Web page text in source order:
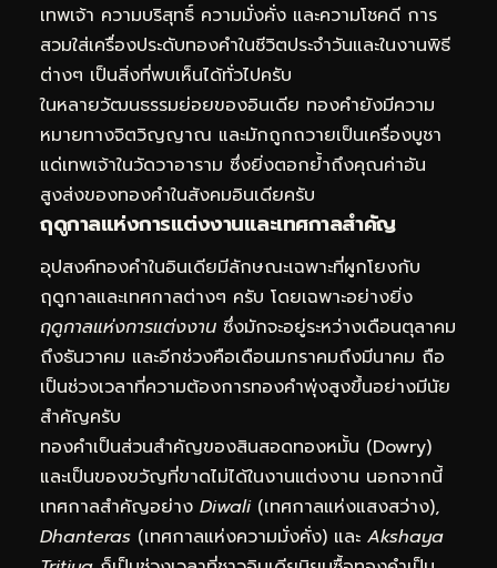
เทพเจ้า ความบริสุทธิ์ ความมั่งคั่ง และความโชคดี การ
สวมใส่เครื่องประดับทองคำในชีวิตประจำวันและในงานพิธี
ต่างๆ เป็นสิ่งที่พบเห็นได้ทั่วไปครับ
ในหลายวัฒนธรรมย่อยของอินเดีย ทองคำยังมีความ
หมายทางจิตวิญญาณ และมักถูกถวายเป็นเครื่องบูชา
แด่เทพเจ้าในวัดวาอาราม ซึ่งยิ่งตอกย้ำถึงคุณค่าอัน
สูงส่งของทองคำในสังคมอินเดียครับ
ฤดูกาลแห่งการแต่งงานและเทศกาลสำคัญ
อุปสงค์ทองคำในอินเดียมีลักษณะเฉพาะที่ผูกโยงกับ
ฤดูกาลและเทศกาลต่างๆ ครับ โดยเฉพาะอย่างยิ่ง
ฤดูกาลแห่งการแต่งงาน ซึ่งมักจะอยู่ระหว่างเดือนตุลาคม
ถึงธันวาคม และอีกช่วงคือเดือนมกราคมถึงมีนาคม ถือ
เป็นช่วงเวลาที่ความต้องการทองคำพุ่งสูงขึ้นอย่างมีนัย
สำคัญครับ
ทองคำเป็นส่วนสำคัญของสินสอดทองหมั้น (Dowry)
และเป็นของขวัญที่ขาดไม่ได้ในงานแต่งงาน นอกจากนี้
เทศกาลสำคัญอย่าง Diwali(เทศกาลแห่งแสงสว่าง),
Dhanteras (เทศกาลแห่งความมั่งคั่ง) และ Akshaya